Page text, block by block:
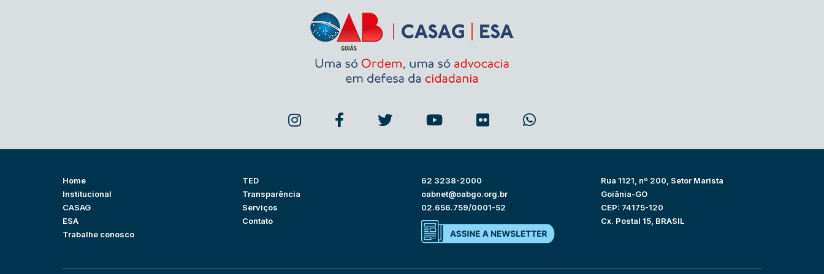
Home
Institucional
CASAG
ESA
Trabalhe conosco
TED
Transparência
Serviços
Contato
62 3238-2000
oabnet@oabgo.org.br
02.656.759/0001-52
Rua 1121, nº 200, Setor Marista
Goiânia-GO
CEP: 74175-120
Cx. Postal 15, BRASIL